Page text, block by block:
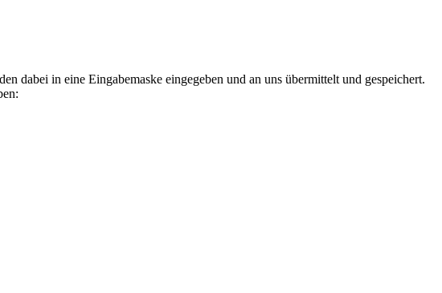
dabei in eine Eingabemaske eingegeben und an uns übermittelt und gespeichert.